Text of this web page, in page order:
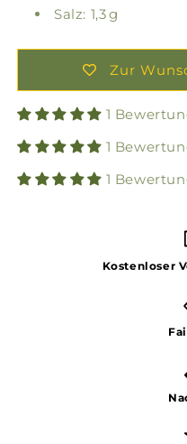
Salz: 1,3 g
Zur
1
1
1
Kostenloser